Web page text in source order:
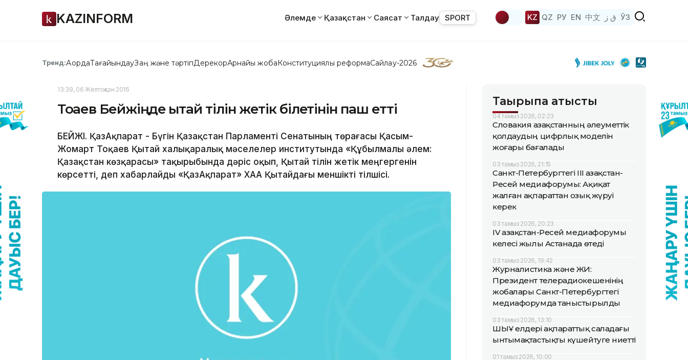
KAZINFORM Әлемде Қазақстан Саясат Талдау SPORT KZ QZ РУ EN 中文 ق ز ЎЗ
Тренд:АқордаТағайындауЗаң және тәртіпДерекқорАрнайы жобаКонституциялық реформаСайлау-2026
13:39, 06 Желтоқсан 2016
Тоқаев Бейжіңде қытай тілін жетік білетінін паш етті
БЕЙЖІҢ. ҚазАқпарат - Бүгін Қазақстан Парламенті Сенатының төрағасы Қасым-
Жомарт Тоқаев Қытай халықаралық мәселелер институтында «Құбылмалы әлем:
Қазақстан көзқарасы» тақырыбында дәріс оқып, Қытай тілін жетік меңгергенін
көрсетті, деп хабарлайды «ҚазАқпарат» ХАА Қытайдағы меншікті тілшісі.
Тақырыпқа қатысты
04 тамыз 2026, 02:23
Словакия Қазақстанның әлеуметтік
қолдаудың цифрлық моделін
жоғары бағалады
03 тамыз 2026, 21:15
Санкт-Петербургтегі III Қазақстан-
Ресей медиафорумы: Ақиқат
жалған ақпараттан озық жүруі
керек
03 тамыз 2026, 20:23
IV Қазақстан-Ресей медиафорумы
келесі жылы Астанада өтеді
03 тамыз 2026, 19:42
Журналистика және ЖИ:
Президент телерадиокешенінің
жобалары Санкт-Петербургтегі
медиафорумда таныстырылды
03 тамыз 2026, 13:10
ШЫҰ елдері ақпараттық саладағы
ынтымақтастықты күшейтуге ниетті
01 тамыз 2026, 10:00